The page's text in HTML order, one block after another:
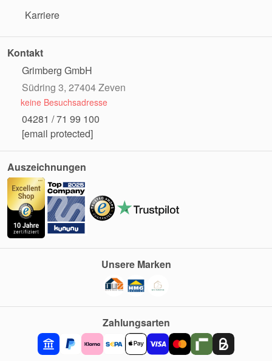
Karriere
Kontakt
Grimberg GmbH
Südring 3, 27404 Zeven
keine Besuchsadresse
04281 / 71 99 100
[email protected]
Auszeichnungen
Zahlungsarten
Unsere Marken